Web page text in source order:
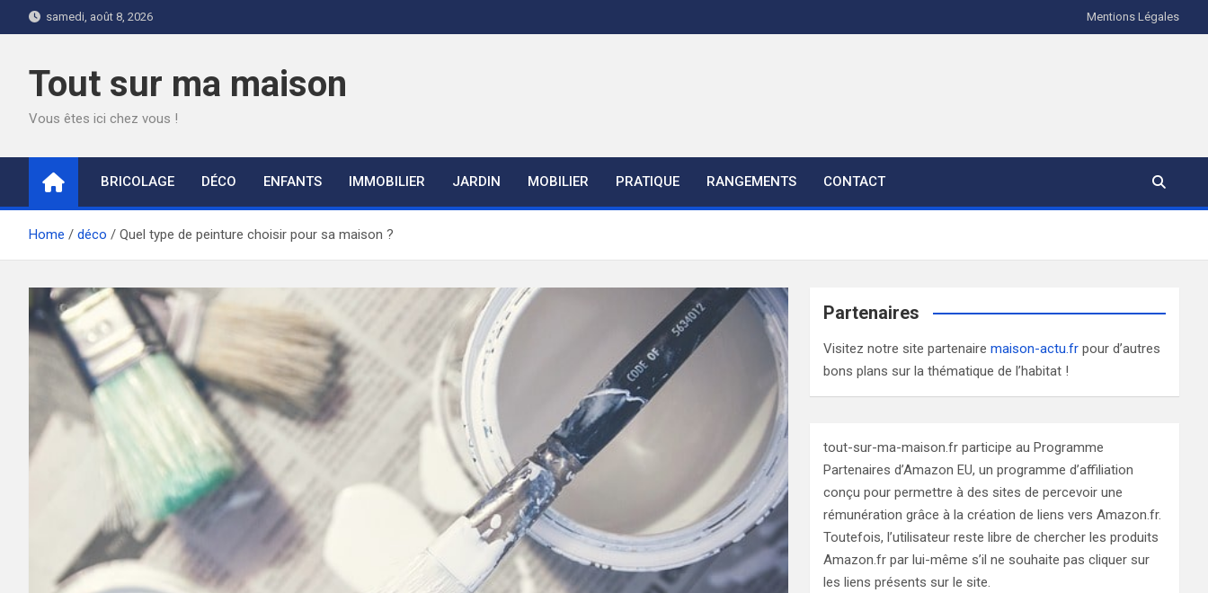
to
samedi, août 8, 2026 Mentions Légales
Tout sur ma maison
Vous êtes ici chez vous !
BRICOLAGE DÉCO ENFANTS IMMOBILIER JARDIN MOBILIER PRATIQUE RANGEMENTS CONTACT
Home déco Quel type de peinture choisir pour sa maison ?
Partenaires
Visitez notre site partenairemaison-actu.fr pour d’autres
bons plans sur la thématique de l’habitat !
tout-sur-ma-maison.fr participe au Programme
Partenaires d’Amazon EU, un programme d’affiliation
conçu pour permettre à des sites de percevoir une
rémunération grâce à la création de liens vers Amazon.fr.
Toutefois, l’utilisateur reste libre de chercher les produits
Amazon.fr par lui-même s’il ne souhaite pas cliquer sur
les liens présents sur le site.